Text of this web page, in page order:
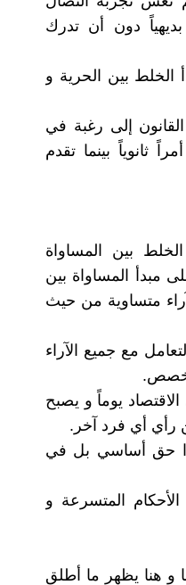
دون أن تدرك
الخلط بين الحرية و
إلى رغبة في
ثانوياً بينما تقدم
بين المساواة
مبدأ المساواة بين
متساوية من حيث
مع جميع الآراء
يوماً و يصبح
رأي أي فرد آخر.
حق أساسي بل في
المتسرعة و
و هنا يظهر ما أطلق